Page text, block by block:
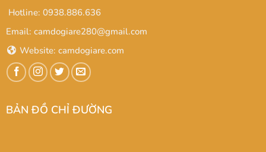
Hotline: 0938.886.636
Email: camdogiare280@gmail.com
Website: camdogiare.com
BẢN ĐỒ CHỈ ĐƯỜNG